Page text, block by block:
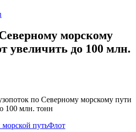
морскому
увеличить до 100 млн.
по Северному морскому пути
100 млн. тонн
путьФлот